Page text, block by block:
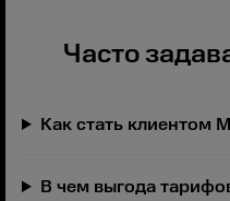
Часто
Как стать клиентом
В чем выгода